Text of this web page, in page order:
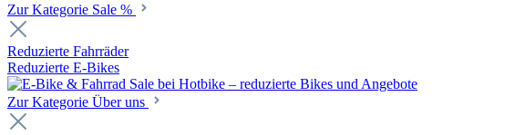
Zur Kategorie Sale %
Reduzierte Fahrräder
Reduzierte E-Bikes
Zur Kategorie Über uns